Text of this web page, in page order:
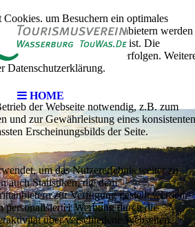
HOME
Cookies, um Besuchern ein optimales
Inhalte von Drittanbietern werden
Option aktiviert ist. Die
auch in einem Drittland erfolgen.
Datenschutzerklärung.
der Webseite notwendig, z.B. zum
und zur Gewährleistung eines konsistenten
Erscheinungsbilds der Seite.
um das Nutzererlebnis weiter zu
auch Statistiken, die dem
zur Verfügung gestellt werden,
personalisierter Werbung durch die
über verschiedene Webseiten.